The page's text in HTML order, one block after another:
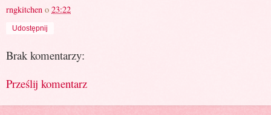
rngkitchen o 23:22
Udostępnij
Brak komentarzy:
Prześlij komentarz